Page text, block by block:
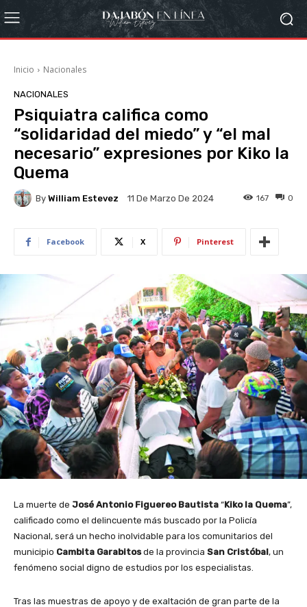
Inicio Nacionales
NACIONALES
Psiquiatra califica como
“solidaridad del miedo” y “el mal
necesario” expresiones por Kiko la
Quema
By William Estevez 11 De Marzo De 2024 0
167
Facebook X Pinterest
La muerte de José Antonio Figuereo Bautista “Kiko la Quema”,
calificado como el delincuente más buscado por la Policía
Nacional, será un hecho inolvidable para los comunitarios del
municipio Cambita Garabitosde la provincia San Cristóbal, un
fenómeno social digno de estudios por los especialistas.
Tras las muestras de apoyo y de exaltación de gran parte de la